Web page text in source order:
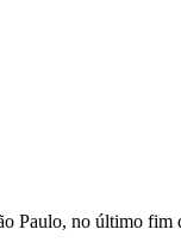
no último fim